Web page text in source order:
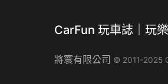
CarFun 玩車誌｜玩
將寰有限公司 © 2011-2025